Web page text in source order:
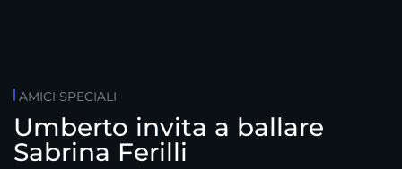
AMICI SPECIALI
Umberto invita a ballare
Sabrina Ferilli